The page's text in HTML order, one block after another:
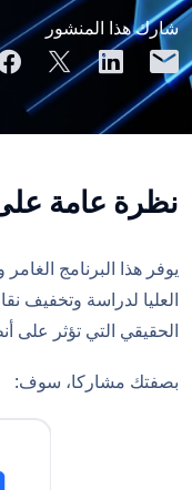
شارك هذا المنشور
نظرة عامة
يوفر هذا البرنامج
العليا لدراسة وتخفيف
الحقيقي التي تؤثر على
بصفتك مشاركا، سوف: